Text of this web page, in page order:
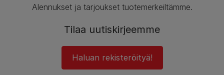
Alennukset ja tarjoukset tuotemerkeiltämme.
Tilaa uutiskirjeemme
Haluan rekisteröityä!